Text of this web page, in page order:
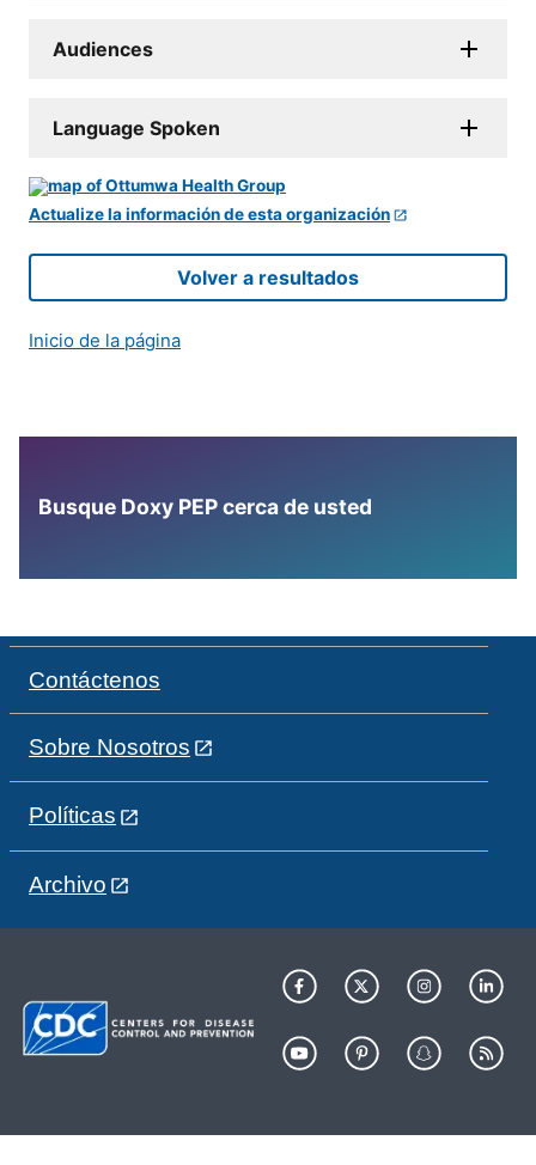
Audiences
Language Spoken
Actualize la información de esta organización
Volver a resultados
Inicio de la página
Busque Doxy PEP cerca de usted
Contáctenos
Sobre Nosotros
Políticas
Archivo